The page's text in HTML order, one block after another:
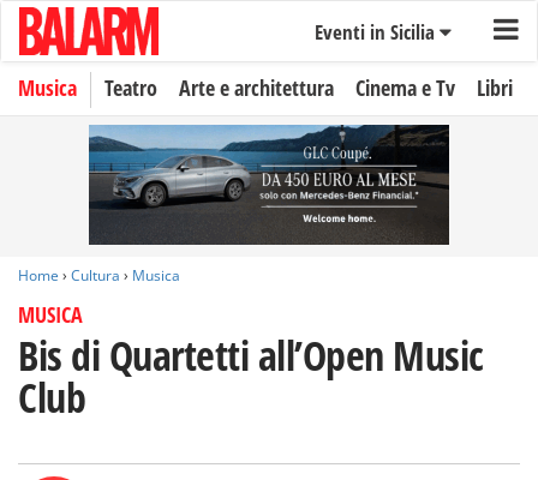
Eventi in Sicilia
Musica Teatro Arte e architettura Cinema e Tv Libri
Home › Cultura › Musica
MUSICA
Bis di Quartetti all’Open Music
Club